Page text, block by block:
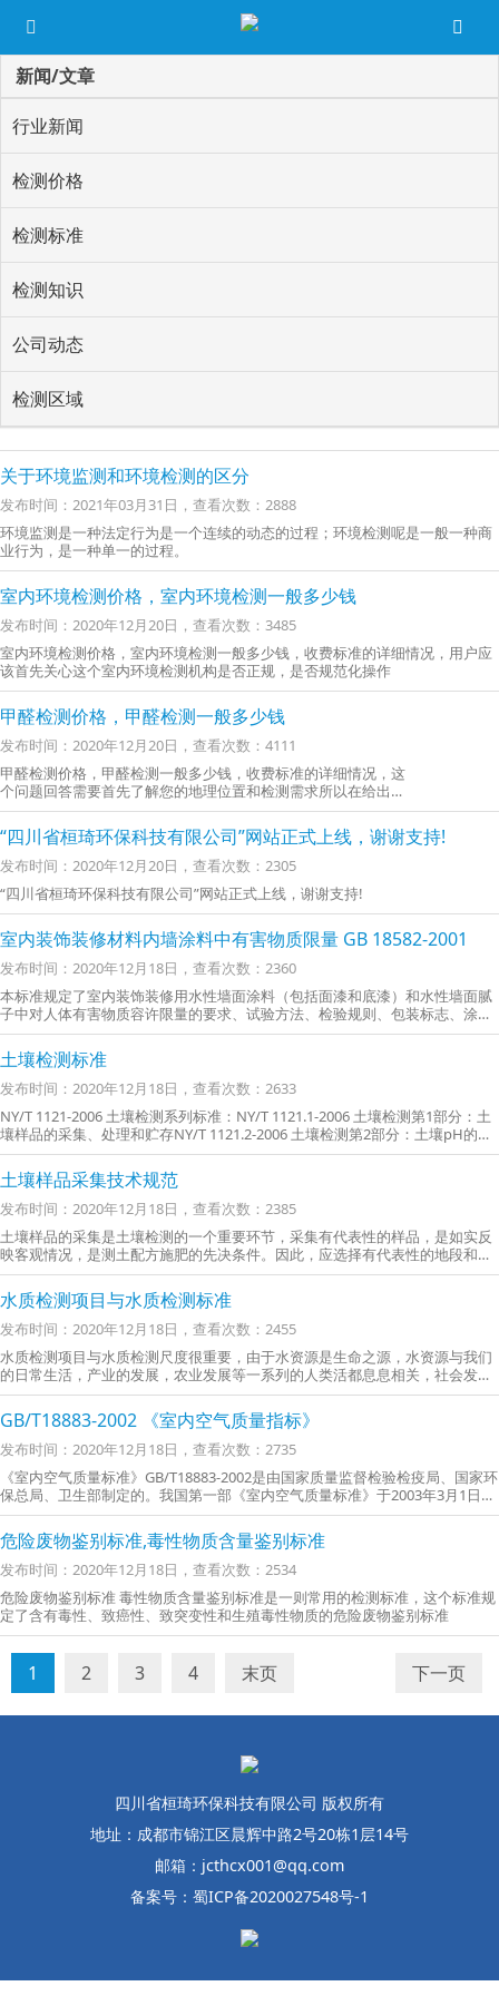
新闻/文章
行业新闻
检测价格
检测标准
检测知识
公司动态
检测区域
关于环境监测和环境检测的区分
发布时间：2021年03月31日，查看次数：2888
环境监测是一种法定行为是一个连续的动态的过程；环境检测呢是一般一种商
业行为，是一种单一的过程。
室内环境检测价格，室内环境检测一般多少钱
发布时间：2020年12月20日，查看次数：3485
室内环境检测价格，室内环境检测一般多少钱，收费标准的详细情况，用户应
该首先关心这个室内环境检测机构是否正规，是否规范化操作
甲醛检测价格，甲醛检测一般多少钱
发布时间：2020年12月20日，查看次数：4111
甲醛检测价格，甲醛检测一般多少钱，收费标准的详细情况，这
个问题回答需要首先了解您的地理位置和检测需求所以在给出收
费标准的时候，我们常常会帮助客户分析需求
“四川省桓琦环保科技有限公司”网站正式上线，谢谢支持!
发布时间：2020年12月20日，查看次数：2305
“四川省桓琦环保科技有限公司”网站正式上线，谢谢支持!
室内装饰装修材料内墙涂料中有害物质限量 GB 18582-2001
发布时间：2020年12月18日，查看次数：2360
本标准规定了室内装饰装修用水性墙面涂料（包括面漆和底漆）和水性墙面腻
子中对人体有害物质容许限量的要求、试验方法、检验规则、包装标志、涂装
安全及防护
土壤检测标准
发布时间：2020年12月18日，查看次数：2633
​NY/T 1121-2006 土壤检测系列标准：NY/T 1121.1-2006 土壤检测第1部分：土
壤样品的采集、处理和贮存NY/T 1121.2-2006 土壤检测第2部分：土壤pH的测
定NY/T 1121.3-2006 土壤检测第3部分：土壤机械组成的测定
土壤样品采集技术规范
发布时间：2020年12月18日，查看次数：2385
土壤样品的采集是土壤检测的一个重要环节，采集有代表性的样品，是如实反
映客观情况，是测土配方施肥的先决条件。因此，应选择有代表性的地段和有
代表性的土壤采样，并根据不同分析项目采用相关的采样和处理方法
水质检测项目与水质检测标准
发布时间：2020年12月18日，查看次数：2455
水质检测项目与水质检测尺度很重要，由于水资源是生命之源，水资源与我们
的日常生活，产业的发展，农业发展等一系列的人类活都息息相关，社会发展
加的速，也加速了水资源的铺张和水资源的污染，水质检测以及水资源净化技
术可以让人类最大限度的利用水资源
GB/T18883-2002 《室内空气质量指标》
发布时间：2020年12月18日，查看次数：2735
《室内空气质量标准》GB/T18883-2002是由国家质量监督检验检疫局、国家环
保总局、卫生部制定的。我国第一部《室内空气质量标准》于2003年3月1日正
式实施
危险废物鉴别标准,毒性物质含量鉴别标准
发布时间：2020年12月18日，查看次数：2534
危险废物鉴别标准 毒性物质含量鉴别标准是一则常用的检测标准，这个标准规
定了含有毒性、致癌性、致突变性和生殖毒性物质的危险废物鉴别标准
1 2 3 4 下一页
末页
四川省桓琦环保科技有限公司 版权所有
地址：成都市锦江区晨辉中路2号20栋1层14号
邮箱：jcthcx001@qq.com
备案号：蜀ICP备2020027548号-1